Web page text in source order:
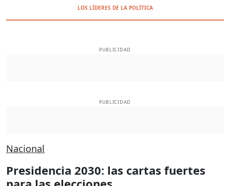
LOS LÍDERES DE LA POLÍTICA
PUBLICIDAD
PUBLICIDAD
Nacional
Presidencia 2030: las cartas fuertes